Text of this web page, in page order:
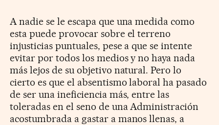
A nadie se le escapa que una medida como
esta puede provocar sobre el terreno
injusticias puntuales, pese a que se intente
evitar por todos los medios y no haya nada
más lejos de su objetivo natural. Pero lo
cierto es que el absentismo laboral ha pasado
de ser una ineficiencia más, entre las
toleradas en el seno de una Administración
acostumbrada a gastar a manos llenas, a